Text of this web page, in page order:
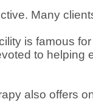
Many
is famous
to helping
also offers